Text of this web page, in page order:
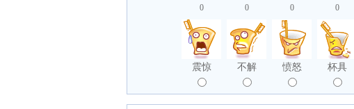
0
震惊
0
不解
0
愤怒
0
杯具